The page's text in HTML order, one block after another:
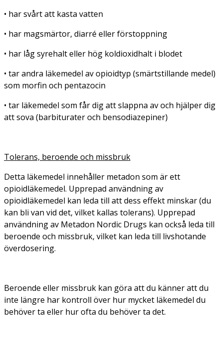
• har svårt att kasta vatten
• har magsmärtor, diarré eller förstoppning
• har låg syrehalt eller hög koldioxidhalt i blodet
• tar andra läkemedel av opioidtyp (smärtstillande medel)
som morfin och pentazocin
• tar läkemedel som får dig att slappna av och hjälper dig
att sova (barbiturater och bensodiazepiner)
Tolerans, beroende och missbruk
Detta läkemedel innehåller metadon som är ett
opioidläkemedel. Upprepad användning av
opioidläkemedel kan leda till att dess effekt minskar (du
kan bli van vid det, vilket kallas tolerans). Upprepad
användning av Metadon Nordic Drugs kan också leda till
beroende och missbruk, vilket kan leda till livshotande
överdosering.
Beroende eller missbruk kan göra att du känner att du
inte längre har kontroll över hur mycket läkemedel du
behöver ta eller hur ofta du behöver ta det.